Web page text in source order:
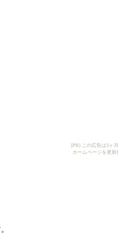
[PR] この広告は3ヶ
ホームページを更